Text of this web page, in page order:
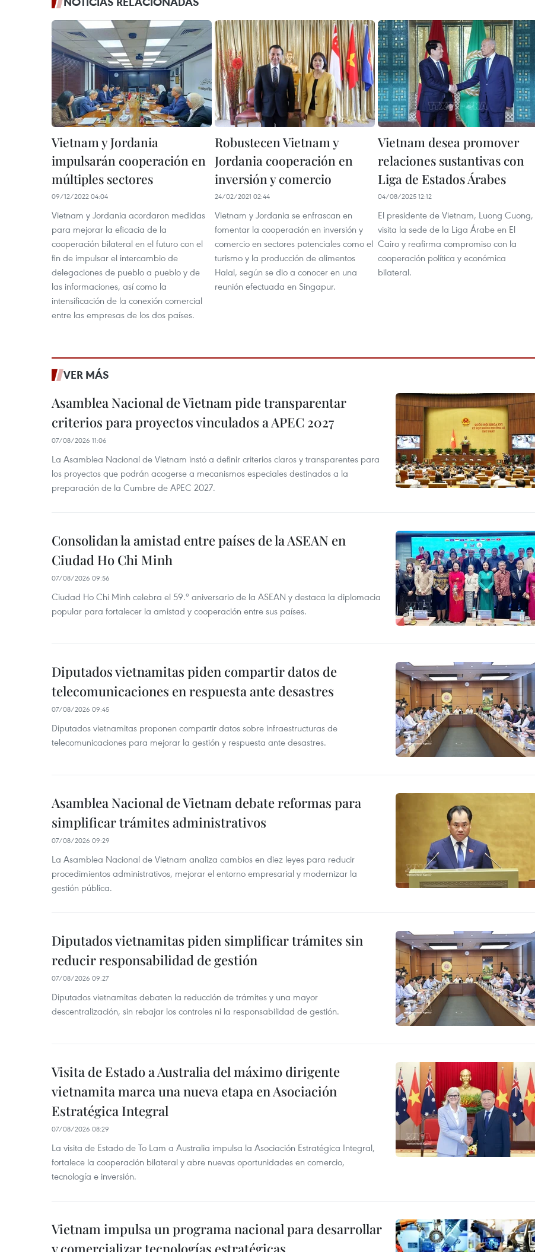
Vietnam y Jordania
impulsarán cooperación en
múltiples sectores
09/12/2022 04:04
Vietnam y Jordania acordaron medidas
para mejorar la eficacia de la
cooperación bilateral en el futuro con el
fin de impulsar el intercambio de
delegaciones de pueblo a pueblo y de
las informaciones, así como la
intensificación de la conexión comercial
entre las empresas de los dos países.
Robustecen Vietnam y
Jordania cooperación en
inversión y comercio
24/02/2021 02:44
Vietnam y Jordania se enfrascan en
fomentar la cooperación en inversión y
comercio en sectores potenciales como el
turismo y la producción de alimentos
Halal, según se dio a conocer en una
reunión efectuada en Singapur.
Vietnam desea promover
relaciones sustantivas con
Liga de Estados Árabes
04/08/2025 12:12
El presidente de Vietnam, Luong Cuong,
visita la sede de la Liga Árabe en El
Cairo y reafirma compromiso con la
cooperación política y económica
bilateral.
VER MÁS
Asamblea Nacional de Vietnam pide transparentar
criterios para proyectos vinculados a APEC 2027
07/08/2026 11:06
La Asamblea Nacional de Vietnam instó a definir criterios claros y transparentes para
los proyectos que podrán acogerse a mecanismos especiales destinados a la
preparación de la Cumbre de APEC 2027.
Consolidan la amistad entre países de la ASEAN en
Ciudad Ho Chi Minh
07/08/2026 09:56
Ciudad Ho Chi Minh celebra el 59.º aniversario de la ASEAN y destaca la diplomacia
popular para fortalecer la amistad y cooperación entre sus países.
Diputados vietnamitas piden compartir datos de
telecomunicaciones en respuesta ante desastres
07/08/2026 09:45
Diputados vietnamitas proponen compartir datos sobre infraestructuras de
telecomunicaciones para mejorar la gestión y respuesta ante desastres.
Asamblea Nacional de Vietnam debate reformas para
simplificar trámites administrativos
07/08/2026 09:29
La Asamblea Nacional de Vietnam analiza cambios en diez leyes para reducir
procedimientos administrativos, mejorar el entorno empresarial y modernizar la
gestión pública.
Diputados vietnamitas piden simplificar trámites sin
reducir responsabilidad de gestión
07/08/2026 09:27
Diputados vietnamitas debaten la reducción de trámites y una mayor
descentralización, sin rebajar los controles ni la responsabilidad de gestión.
Visita de Estado a Australia del máximo dirigente
vietnamita marca una nueva etapa en Asociación
Estratégica Integral
07/08/2026 08:29
La visita de Estado de To Lam a Australia impulsa la Asociación Estratégica Integral,
fortalece la cooperación bilateral y abre nuevas oportunidades en comercio,
tecnología e inversión.
Vietnam impulsa un programa nacional para desarrollar
y comercializar tecnologías estratégicas